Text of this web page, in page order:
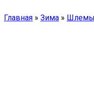
Главная » Зима » Шлемы